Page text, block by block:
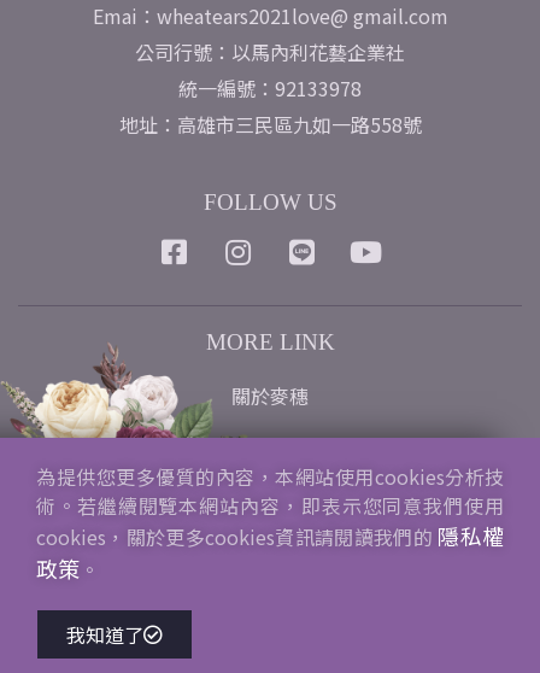
Emai：wheatears2021love@ gmail.com
公司行號：以馬內利花藝企業社
統一編號：92133978
地址：高雄市三民區九如一路558號
FOLLOW US
MORE LINK
關於麥穗
常見FAQ
為提供您更多優質的內容，本網站使用cookies分析技
術。若繼續閱覽本網站內容，即表示您同意我們使用
cookies，關於更多cookies資訊請閱讀我們的 隱私權
政策 。
我知道了